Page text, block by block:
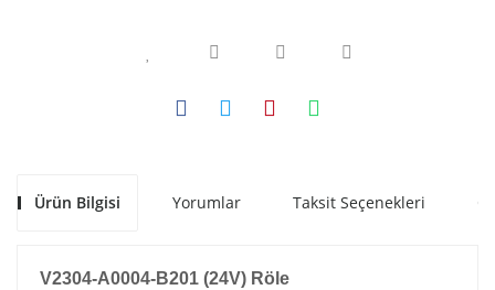
Ürün Bilgisi Yorumlar Taksit Seçenekleri
V2304-A0004-B201 (24V) Röle